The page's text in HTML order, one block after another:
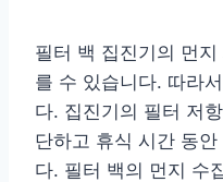
필터 백 집진기의 먼
를 수 있습니다. 따라
다. 집진기의 필터 저
단하고 휴식 시간 동
다. 필터 백의 먼지 수